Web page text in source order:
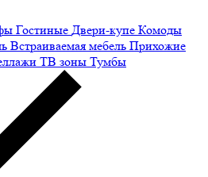
Гостиные Двери-купе Комоды
Встраиваемая мебель Прихожие
ТВ зоны Тумбы